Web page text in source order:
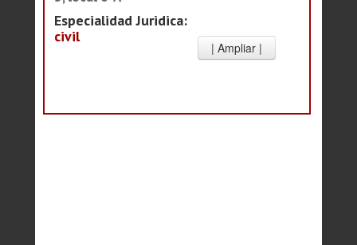
Especialidad Juridica:
civil